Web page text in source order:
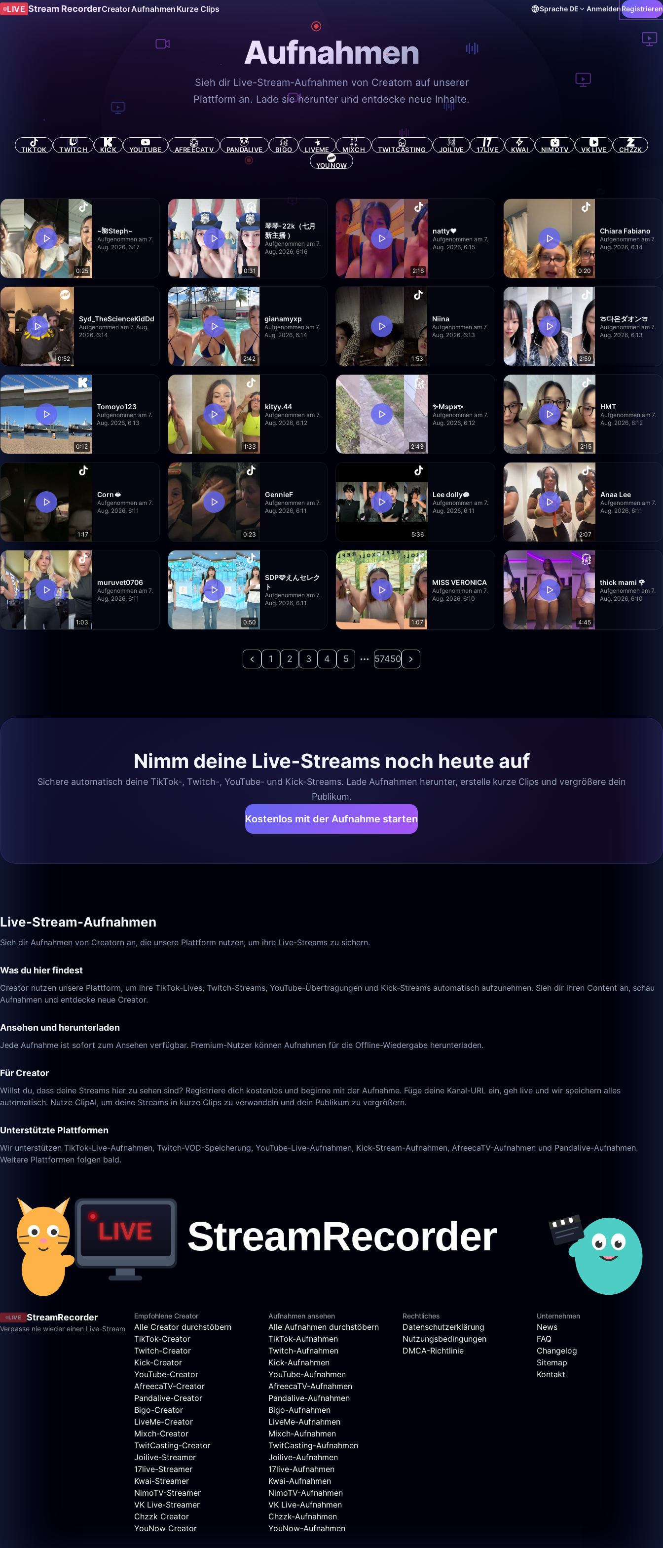
LIVE Stream RecorderCreatorAufnahmen Kurze Clips Sprache DE AnmeldenRegistrieren
Aufnahmen
Sieh dir Live-Stream-Aufnahmen von Creatorn auf unserer
Plattform an. Lade sie herunter und entdecke neue Inhalte.
TIKTOK TWITCH KICK YOUTUBE AFREECATV PANDALIVE BIGO LIVEME MIXCH TWITCASTING JOILIVE 17LIVE KWAI NIMOTV VK LIVE
CHZZK
YOUNOW
0:25
~🌺Steph~
Aufgenommen am 7.
Aug. 2026, 6:17
0:31
琴琴-22k（七月
新主播 ）
Aufgenommen am 7.
Aug. 2026, 6:16
2:16
natty❤️
Aufgenommen am 7.
Aug. 2026, 6:15
0:20
Chiara Fabiano
Aufgenommen am 7.
Aug. 2026, 6:14
0:52
Syd_TheScienceKidDd
Aufgenommen am 7. Aug.
2026, 6:14
2:42
gianamyxp
Aufgenommen am 7.
Aug. 2026, 6:14
1:53
Niina
Aufgenommen am 7.
Aug. 2026, 6:13
2:59
🍈다온ダオン🍈
Aufgenommen am 7.
Aug. 2026, 6:13
0:12
Tomoyo123
Aufgenommen am 7.
Aug. 2026, 6:13
1:33
kityy.44
Aufgenommen am 7.
Aug. 2026, 6:12
2:43
✨Мэри✨
Aufgenommen am 7.
Aug. 2026, 6:12
2:15
HMT
Aufgenommen am 7.
Aug. 2026, 6:12
1:17
Corn🫦
Aufgenommen am 7.
Aug. 2026, 6:11
0:23
GennieF
Aufgenommen am 7.
Aug. 2026, 6:11
5:36
Lee dolly🪷
Aufgenommen am 7.
Aug. 2026, 6:11
2:07
Anaa Lee
Aufgenommen am 7.
Aug. 2026, 6:11
1:03
muruvet0706
Aufgenommen am 7.
Aug. 2026, 6:11
0:50
SDP🩷えんセレク
ト
Aufgenommen am 7.
Aug. 2026, 6:11
1:07
MISS VERONICA
Aufgenommen am 7.
Aug. 2026, 6:10
4:45
thick mami 🌹
Aufgenommen am 7.
Aug. 2026, 6:10
1 2 3 4 5 57450
Nimm deine Live-Streams noch heute auf
Sichere automatisch deine TikTok-, Twitch-, YouTube- und Kick-Streams. Lade Aufnahmen herunter, erstelle kurze Clips und vergrößere dein
Publikum.
Kostenlos mit der Aufnahme starten
Live-Stream-Aufnahmen
Sieh dir Aufnahmen von Creatorn an, die unsere Plattform nutzen, um ihre Live-Streams zu sichern.
Was du hier findest
Creator nutzen unsere Plattform, um ihre TikTok-Lives, Twitch-Streams, YouTube-Übertragungen und Kick-Streams automatisch aufzunehmen. Sieh dir ihren Content an, schau
Aufnahmen und entdecke neue Creator.
Ansehen und herunterladen
Jede Aufnahme ist sofort zum Ansehen verfügbar. Premium-Nutzer können Aufnahmen für die Offline-Wiedergabe herunterladen.
Für Creator
Willst du, dass deine Streams hier zu sehen sind? Registriere dich kostenlos und beginne mit der Aufnahme. Füge deine Kanal-URL ein, geh live und wir speichern alles
automatisch. Nutze ClipAI, um deine Streams in kurze Clips zu verwandeln und dein Publikum zu vergrößern.
Unterstützte Plattformen
Wir unterstützen TikTok-Live-Aufnahmen, Twitch-VOD-Speicherung, YouTube-Live-Aufnahmen, Kick-Stream-Aufnahmen, AfreecaTV-Aufnahmen und Pandalive-Aufnahmen.
Weitere Plattformen folgen bald.
LIVE StreamRecorder
Verpasse nie wieder einen Live-Stream
Empfohlene Creator
Alle Creator durchstöbern
TikTok-Creator
Twitch-Creator
Kick-Creator
YouTube-Creator
AfreecaTV-Creator
Pandalive-Creator
Bigo-Creator
LiveMe-Creator
Mixch-Creator
TwitCasting-Creator
Joilive-Streamer
17live-Streamer
Kwai-Streamer
NimoTV-Streamer
VK Live-Streamer
Chzzk Creator
YouNow Creator
Aufnahmen ansehen
Alle Aufnahmen durchstöbern
TikTok-Aufnahmen
Twitch-Aufnahmen
Kick-Aufnahmen
YouTube-Aufnahmen
AfreecaTV-Aufnahmen
Pandalive-Aufnahmen
Bigo-Aufnahmen
LiveMe-Aufnahmen
Mixch-Aufnahmen
TwitCasting-Aufnahmen
Joilive-Aufnahmen
17live-Aufnahmen
Kwai-Aufnahmen
NimoTV-Aufnahmen
VK Live-Aufnahmen
Chzzk-Aufnahmen
YouNow-Aufnahmen
Rechtliches
Datenschutzerklärung
Nutzungsbedingungen
DMCA-Richtlinie
Unternehmen
News
FAQ
Changelog
Sitemap
Kontakt